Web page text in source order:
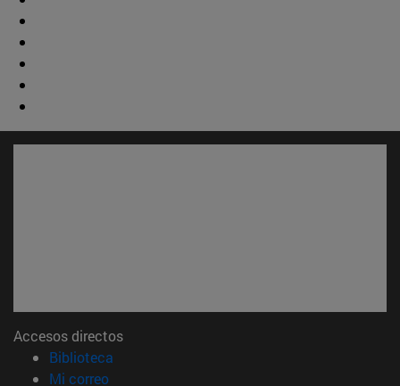
Accesos directos
Biblioteca
Mi correo(abre en nueva ventana)